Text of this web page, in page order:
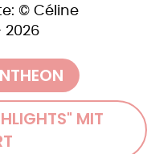
© ​Céline
2026
MIT